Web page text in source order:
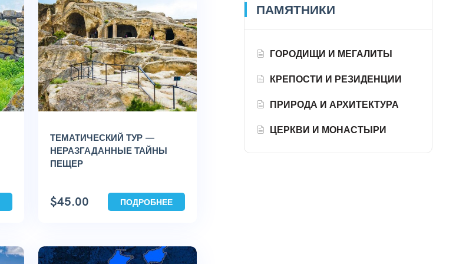
ТЕМАТИЧЕСКИЙ ТУР —
НЕРАЗГАДАННЫЕ ТАЙНЫ
ПЕЩЕР
$45.00 ПОДРОБНЕЕ
ПАМЯТНИКИ
ГОРОДИЩИ И МЕГАЛИТЫ
КРЕПОСТИ И РЕЗИДЕНЦИИ
ПРИРОДА И АРХИТЕКТУРА
ЦЕРКВИ И МОНАСТЫРИ